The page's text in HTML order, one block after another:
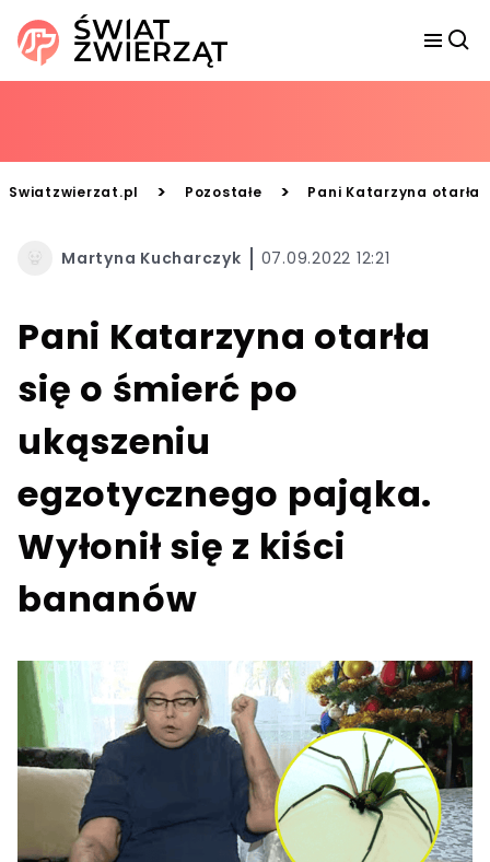
Swiatzwierzat.pl > Pozostałe > Pani Katarzyna otarła
Martyna Kucharczyk 07.09.2022 12:21
Pani Katarzyna otarła
się o śmierć po
ukąszeniu
egzotycznego pająka.
Wyłonił się z kiści
bananów